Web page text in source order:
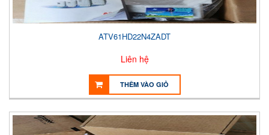
ATV61HD22N4ZADT
Liên hệ
THÊM VÀO GIỎ